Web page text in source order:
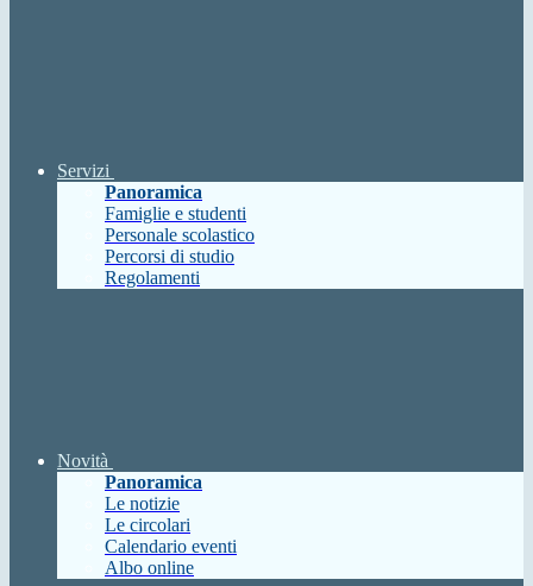
Servizi
Panoramica
Famiglie e studenti
Personale scolastico
Percorsi di studio
Regolamenti
Novità
Panoramica
Le notizie
Le circolari
Calendario eventi
Albo online